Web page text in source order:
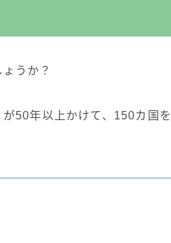
うか？
50年以上かけて、150カ国